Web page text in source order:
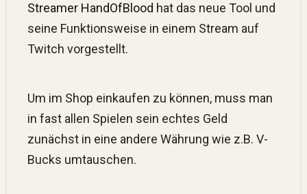
Streamer HandOfBlood hat das neue Tool und
seine Funktionsweise in einem Stream auf
Twitch vorgestellt.
Um im Shop einkaufen zu können, muss man
in fast allen Spielen sein echtes Geld
zunächst in eine andere Währung wie z.B. V-
Bucks umtauschen.